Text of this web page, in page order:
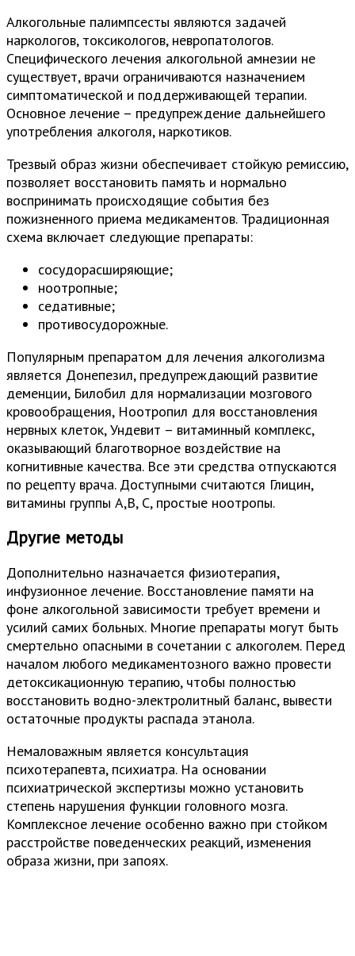
Алкогольные палимпсесты являются задачей
наркологов, токсикологов, невропатологов.
Специфического лечения алкогольной амнезии не
существует, врачи ограничиваются назначением
симптоматической и поддерживающей терапии.
Основное лечение – предупреждение дальнейшего
употребления алкоголя, наркотиков.
Трезвый образ жизни обеспечивает стойкую ремиссию,
позволяет восстановить память и нормально
воспринимать происходящие события без
пожизненного приема медикаментов. Традиционная
схема включает следующие препараты:
сосудорасширяющие;
ноотропные;
седативные;
противосудорожные.
Популярным препаратом для лечения алкоголизма
является Донепезил, предупреждающий развитие
деменции, Билобил для нормализации мозгового
кровообращения, Ноотропил для восстановления
нервных клеток, Ундевит – витаминный комплекс,
оказывающий благотворное воздействие на
когнитивные качества. Все эти средства отпускаются
по рецепту врача. Доступными считаются Глицин,
витамины группы А,В, С, простые ноотропы.
Другие методы
Дополнительно назначается физиотерапия,
инфузионное лечение. Восстановление памяти на
фоне алкогольной зависимости требует времени и
усилий самих больных. Многие препараты могут быть
смертельно опасными в сочетании с алкоголем. Перед
началом любого медикаментозного важно провести
детоксикационную терапию, чтобы полностью
восстановить водно-электролитный баланс, вывести
остаточные продукты распада этанола.
Немаловажным является консультация
психотерапевта, психиатра. На основании
психиатрической экспертизы можно установить
степень нарушения функции головного мозга.
Комплексное лечение особенно важно при стойком
расстройстве поведенческих реакций, изменения
образа жизни, при запоях.